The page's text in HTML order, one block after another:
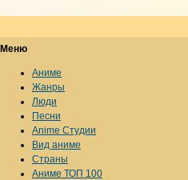
Меню
Аниме
Жанры
Люди
Песни
Anime Студии
Вид аниме
Страны
Аниме ТОП 100